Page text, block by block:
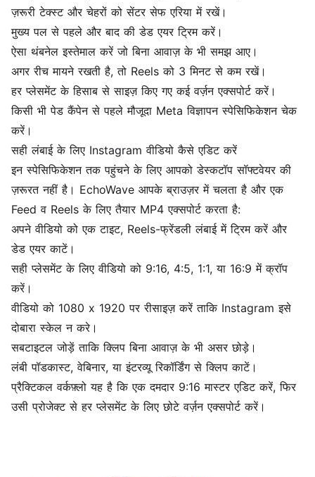
ज़रूरी टेक्स्ट और चेहरों को सेंटर सेफ एरिया में रखें।
मुख्य पल से पहले और बाद की डेड एयर ट्रिम करें।
ऐसा थंबनेल इस्तेमाल करें जो बिना आवाज़ के भी समझ आए।
अगर रीच मायने रखती है, तो Reels को 3 मिनट से कम रखें।
हर प्लेसमेंट के हिसाब से साइज़ किए गए कई वर्ज़न एक्सपोर्ट करें।
किसी भी पेड कैंपेन से पहले मौजूदा Meta विज्ञापन स्पेसिफिकेशन चेक
करें।
सही लंबाई के लिए Instagram वीडियो कैसे एडिट करें
इन स्पेसिफिकेशन तक पहुंचने के लिए आपको डेस्कटॉप सॉफ्टवेयर की
ज़रूरत नहीं है। EchoWave आपके ब्राउज़र में चलता है और एक
Feed व Reels के लिए तैयार MP4 एक्सपोर्ट करता है:
अपने वीडियो को एक टाइट, Reels-फ्रेंडली लंबाई मेंट्रिम करें और
डेड एयर काटें।
सही प्लेसमेंट के लिए वीडियो को 9:16, 4:5, 1:1, या 16:9 मेंक्रॉप
करें ।
वीडियो को 1080 x 1920 पररीसाइज़ करें ताकि Instagram इसे
दोबारा स्केल न करे।
सबटाइटल जोड़ें ताकि क्लिप बिना आवाज़ के भी असर छोड़े।
लंबी पॉडकास्ट, वेबिनार, या इंटरव्यू रिकॉर्डिंग सेक्लिप काटें।
प्रैक्टिकल वर्कफ़्लो यह है कि एक दमदार 9:16 मास्टर एडिट करें, फिर
उसी प्रोजेक्ट से हर प्लेसमेंट के लिए छोटे वर्ज़न एक्सपोर्ट करें।